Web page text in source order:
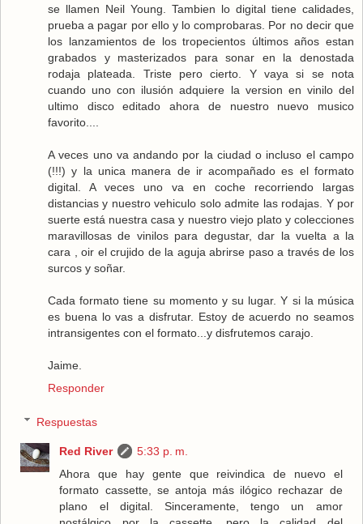
se llamen Neil Young. Tambien lo digital tiene calidades,
prueba a pagar por ello y lo comprobaras. Por no decir que
los lanzamientos de los tropecientos últimos años estan
grabados y masterizados para sonar en la denostada
rodaja plateada. Triste pero cierto. Y vaya si se nota
cuando uno con ilusión adquiere la version en vinilo del
ultimo disco editado ahora de nuestro nuevo musico
favorito....
A veces uno va andando por la ciudad o incluso el campo
(!!!) y la unica manera de ir acompañado es el formato
digital. A veces uno va en coche recorriendo largas
distancias y nuestro vehiculo solo admite las rodajas. Y por
suerte está nuestra casa y nuestro viejo plato y colecciones
maravillosas de vinilos para degustar, dar la vuelta a la
cara , oir el crujido de la aguja abrirse paso a través de los
surcos y soñar.
Cada formato tiene su momento y su lugar. Y si la música
es buena lo vas a disfrutar. Estoy de acuerdo no seamos
intransigentes con el formato...y disfrutemos carajo.
Jaime.
Responder
Respuestas
Red River
5:33 p. m.
Ahora que hay gente que reivindica de nuevo el
formato cassette, se antoja más ilógico rechazar de
plano el digital. Sinceramente, tengo un amor